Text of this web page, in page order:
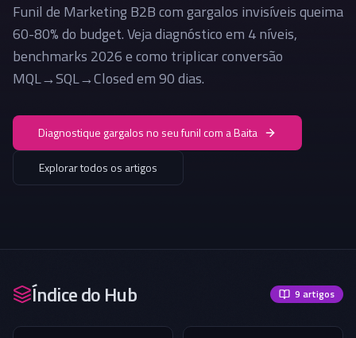
Funil de Marketing B2B com gargalos invisíveis queima
60-80% do budget. Veja diagnóstico em 4 níveis,
benchmarks 2026 e como triplicar conversão
MQL→SQL→Closed em 90 dias.
Diagnostique gargalos no seu funil com a Baita
Explorar todos os artigos
Índice do Hub 9 artigos